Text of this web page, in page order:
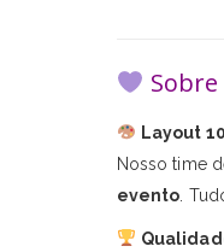
Layout
Nosso time
evento .